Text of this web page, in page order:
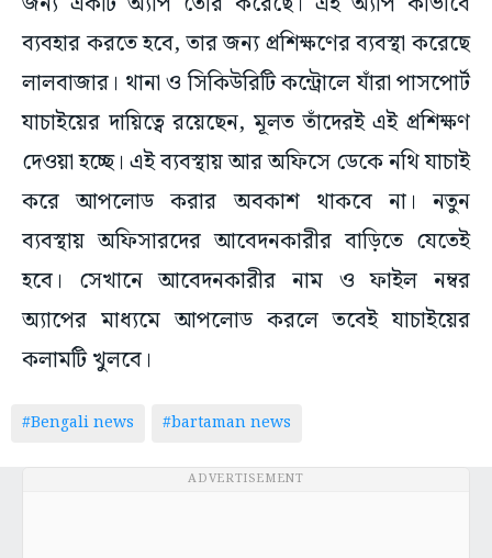
ব্যবহার করতে হবে, তার জন্য প্রশিক্ষণের ব্যবস্থা করেছে
লালবাজার। থানা ও সিকিউরিটি কন্ট্রোলে যাঁরা পাসপোর্ট
যাচাইয়ের দায়িত্বে রয়েছেন, মূলত তাঁদেরই এই প্রশিক্ষণ
দেওয়া হচ্ছে। এই ব্যবস্থায় আর অফিসে ডেকে নথি যাচাই
করে আপলোড করার অবকাশ থাকবে না। নতুন
ব্যবস্থায় অফিসারদের আবেদনকারীর বাড়িতে যেতেই
হবে। সেখানে আবেদনকারীর নাম ও ফাইল নম্বর
অ্যাপের মাধ্যমে আপলোড করলে তবেই যাচাইয়ের
কলামটি খুলবে।
#Bengali news #bartaman news
ADVERTISEMENT